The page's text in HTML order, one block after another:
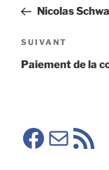
l’article
précédent
Nicolas
Article
suivant
SUIVANT
Paiement de la
Facebook SMA
E-mail
RSS